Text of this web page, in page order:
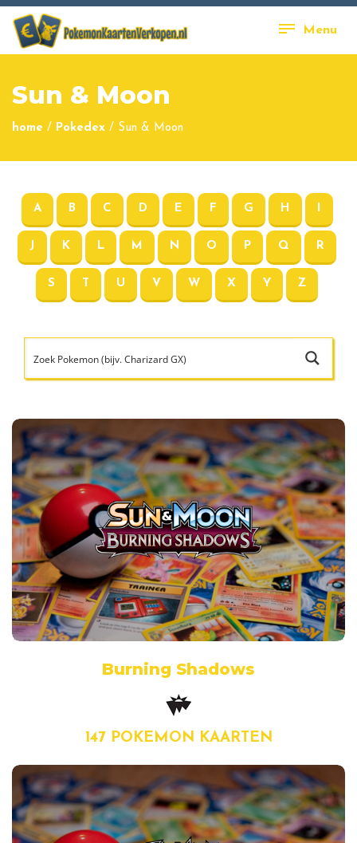
Menu
Sun & Moon
home / Pokedex / Sun & Moon
A B C D E F G H I
J K L M N O P Q R
S T U V W X Y Z
Burning Shadows
147 POKEMON KAARTEN